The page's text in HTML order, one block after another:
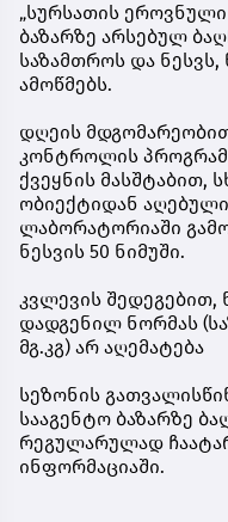
„სურსათის
ბაზარზე არსებულ
საზამთროს და
ამოწმებს.
დღეის
კონტროლის
ქვეყნის მასშტაბით,
ობიექტიდან
ლაბორატორიაში
ნესვის 50 ნიმუში.
კვლევის
დადგენილ ნორმას
მგ.კგ) არ აღემატება
სეზონის
სააგენტო ბაზარზე
რეგულარულად
ინფორმაციაში.